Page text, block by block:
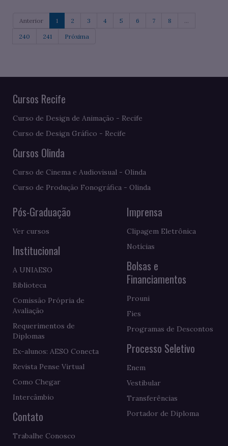
Anterior 1 2 3 4 5 6 7 8 ...
240 241 Próxima
Cursos Recife
Curso de Design de Animação - Recife
Curso de Design Gráfico - Recife
Cursos Olinda
Curso de Cinema e Audiovisual - Olinda
Curso de Produção Fonográfica - Olinda
Pós-Graduação
Ver cursos
Institucional
A UNIAESO
Biblioteca
Comissão Própria de
Avaliação
Requerimentos de
Diplomas
Ex-alunos: AESO Conecta
Revista Pense Virtual
Como Chegar
Intercâmbio
Contato
Trabalhe Conosco
Imprensa
Clipagem Eletrônica
Notícias
Bolsas e
Financiamentos
Prouni
Fies
Programas de Descontos
Processo Seletivo
Enem
Vestibular
Transferências
Portador de Diploma